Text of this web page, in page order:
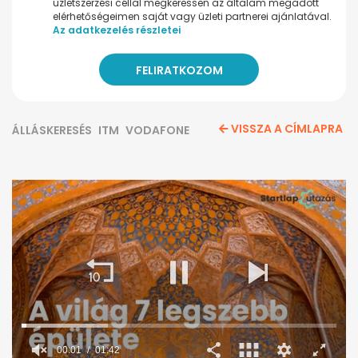
elérhetőségeimen saját vagy üzleti partnerei ajánlatával.
Az adatkezelés részletei
ÁLLÁSKERESÉS ITM VODAFONE VISSZA A CÍMLAPRA
00:02 01:42